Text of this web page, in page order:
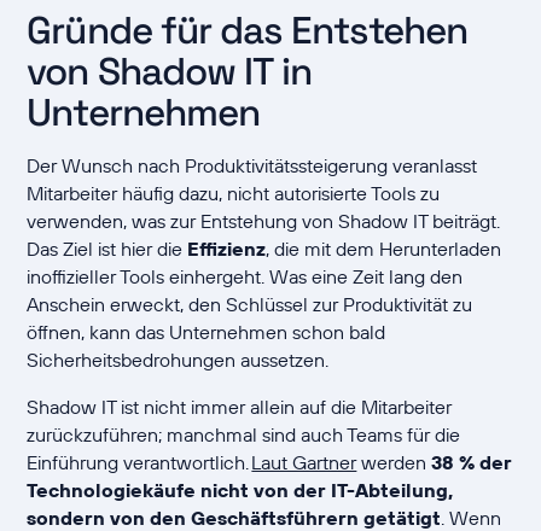
Gründe für das Entstehen
von Shadow IT in
Unternehmen
Der Wunsch nach Produktivitätssteigerung veranlasst
Mitarbeiter häufig dazu, nicht autorisierte Tools zu
verwenden, was zur Entstehung von Shadow IT beiträgt.
Das Ziel ist hier die Effizienz, die mit dem Herunterladen
inoffizieller Tools einhergeht. Was eine Zeit lang den
Anschein erweckt, den Schlüssel zur Produktivität zu
öffnen, kann das Unternehmen schon bald
Sicherheitsbedrohungen aussetzen.
Shadow IT ist nicht immer allein auf die Mitarbeiter
zurückzuführen; manchmal sind auch Teams für die
Einführung verantwortlich. Laut Gartnerwerden38 % der
Technologiekäufe nicht von der IT-Abteilung,
sondern von den Geschäftsführern getätigt . Wenn